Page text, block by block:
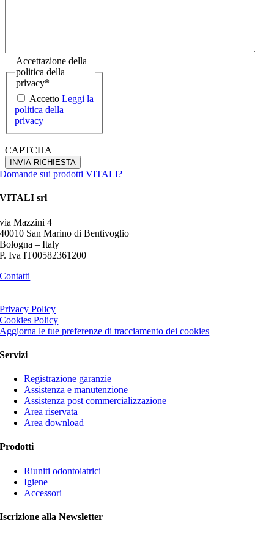
Accettazione della
politica della
privacy*
Accetto Leggi la
politica della
privacy
CAPTCHA
Domande sui prodotti VITALI?
VITALI srl
via Mazzini 4
40010 San Marino di Bentivoglio
Bologna – Italy
P. Iva IT00582361200
Contatti
Privacy Policy
Cookies Policy
Aggiorna le tue preferenze di tracciamento dei cookies
Servizi
Registrazione garanzie
Assistenza e manutenzione
Assistenza post commercializzazione
Area riservata
Area download
Prodotti
Riuniti odontoiatrici
Igiene
Accessori
Iscrizione alla Newsletter